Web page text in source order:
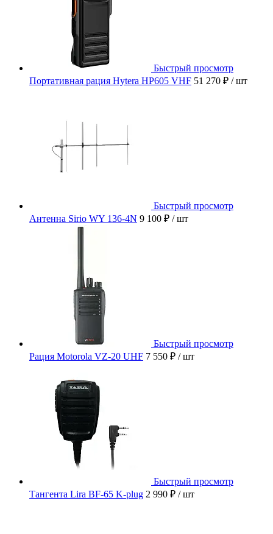
Быстрый просмотр
Портативная рация Hytera HP605 VHF 51 270 ₽ / шт
Быстрый просмотр
Антенна Sirio WY 136-4N 9 100 ₽ / шт
Быстрый просмотр
Рация Motorola VZ-20 UHF 7 550 ₽ / шт
Быстрый просмотр
Тангента Lira BF-65 K-plug 2 990 ₽ / шт